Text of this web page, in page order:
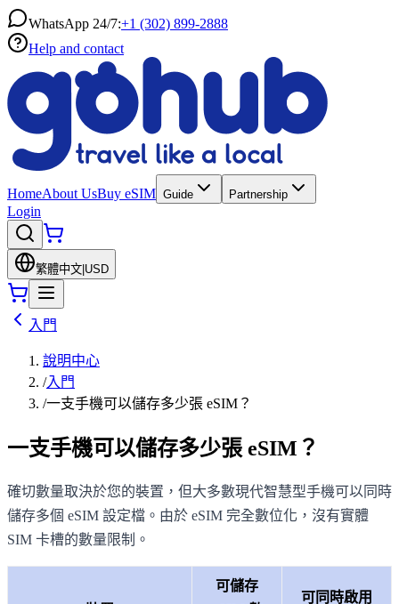
WhatsApp 24/7:+1 (302) 899-2888
Help and contact
HomeAbout UsBuy eSIM Guide Partnership
Login
繁體中文 USD
入門
說明中心
/入門
/一支手機可以儲存多少張 eSIM？
一支手機可以儲存多少張 eSIM？
確切數量取決於您的裝置，但大多數現代智慧型手機可以同時
儲存多個 eSIM 設定檔。由於 eSIM 完全數位化，沒有實體
SIM 卡槽的數量限制。
可儲存
可同時啟用